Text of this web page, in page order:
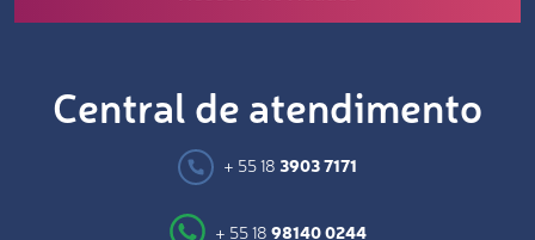
Central de atendimento
+ 55 18 3903 7171
+ 55 18 98140 0244